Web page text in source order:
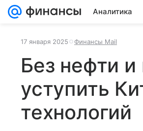
Аналитика
17 января 2025 Финансы Mail
Без нефти
уступить
технологий